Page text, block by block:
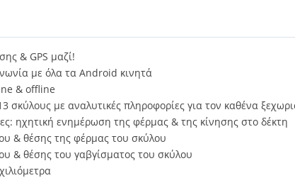
& GPS μαζί!
με όλα τα Android κινητά
& offline
σκύλους με αναλυτικές πληροφορίες για τον καθένα
ηχητική ενημέρωση της φέρμας & της κίνησης στο δέκτη
& θέσης της φέρμας του σκύλου
& θέσης του γαβγίσματος του σκύλου